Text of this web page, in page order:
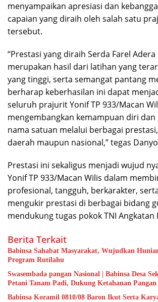
menyampaikan apresiasi dan
capaian yang diraih oleh salah satu
tersebut.
“Prestasi yang diraih Serda Farel Adera
merupakan hasil dari latihan yang
yang tinggi, serta semangat pantang
berharap keberhasilan ini dapat
seluruh prajurit Yonif TP 933/Macan
mengembangkan kemampuan diri
nama satuan melalui berbagai
daerah maupun nasional,” tegas
Prestasi ini sekaligus menjadi wujud
Yonif TP 933/Macan Wilis dalam
profesional, tangguh, berkarakter,
mengukir prestasi di berbagai bidang
mendukung tugas pokok TNI Angkatan
Berita Terkait
Babinsa Sahabat Masyarakat, Wujudkan
Program Rutilahu
Swasembada pangan Nasional | Babinsa Desa
Petani Tanam Padi, Dukung Ketahanan Pangan
Babinsa Koramil 0810/08 Baron Ikut Serta